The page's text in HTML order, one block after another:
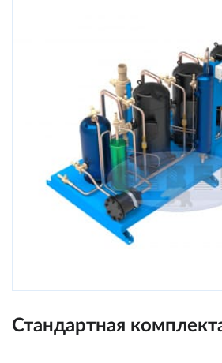
Стандартная